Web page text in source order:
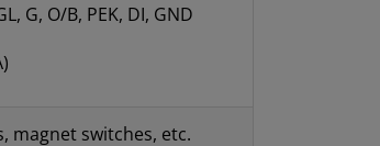
G, O/B, PEK, DI, GND
magnet switches, etc.